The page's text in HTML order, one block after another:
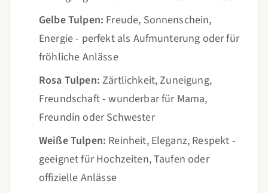
Gelbe Tulpen: Freude, Sonnenschein,
Energie - perfekt als Aufmunterung oder für
fröhliche Anlässe
Rosa Tulpen: Zärtlichkeit, Zuneigung,
Freundschaft - wunderbar für Mama,
Freundin oder Schwester
Weiße Tulpen: Reinheit, Eleganz, Respekt -
geeignet für Hochzeiten, Taufen oder
offizielle Anlässe